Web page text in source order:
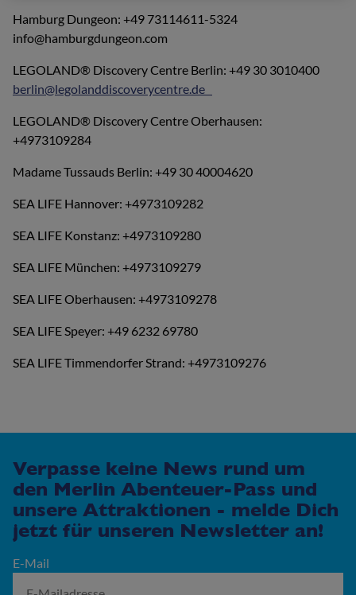
Hamburg Dungeon: +49 73114611-5324
info@hamburgdungeon.com
LEGOLAND® Discovery Centre Berlin: +49 30 3010400
berlin@legolanddiscoverycentre.de
LEGOLAND® Discovery Centre Oberhausen:
+4973109284
Madame Tussauds Berlin: +49 30 40004620
SEA LIFE Hannover: +4973109282
SEA LIFE Konstanz: +4973109280
SEA LIFE München: +4973109279
SEA LIFE Oberhausen: +4973109278
SEA LIFE Speyer: +49 6232 69780
SEA LIFE Timmendorfer Strand: +4973109276
Verpasse keine News rund um
den Merlin Abenteuer-Pass und
unsere Attraktionen - melde Dich
jetzt für unseren Newsletter an!
E-Mail